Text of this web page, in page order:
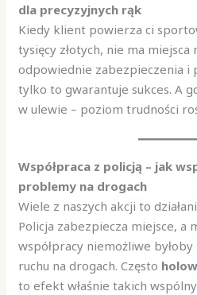
dla precyzyjnych rąk
Kiedy klient powierza ci
tysięcy złotych, nie ma miejsca
odpowiednie zabezpieczenia i
tylko to gwarantuje sukces. A
w ulewie – poziom trudności
Współpraca z policją – jak
problemy na drogach
Wiele z naszych akcji to
Policja zabezpiecza miejsce, a
współpracy niemożliwe
ruchu na drogach. Często
to efekt właśnie takich